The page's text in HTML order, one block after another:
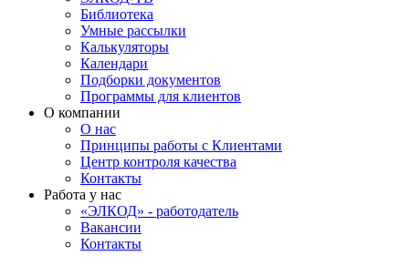
Библиотека
Умные рассылки
Калькуляторы
Календари
Подборки документов
Программы для клиентов
О компании
О нас
Принципы работы с Клиентами
Центр контроля качества
Контакты
Работа у нас
«ЭЛКОД» - работодатель
Вакансии
Контакты